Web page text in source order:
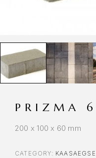
PRIZMA
200 x 100 x 60 mm
CATEGORY: